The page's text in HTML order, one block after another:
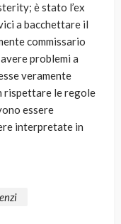
è stato l’ex
a bacchettare il
commissario
problemi a
veramente
rispettare le regole
essere
interpretate in